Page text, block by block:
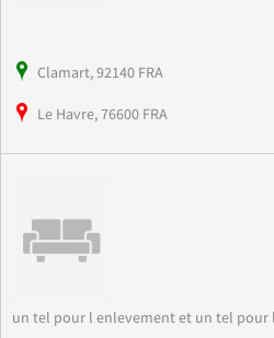
Clamart, 92140 FRA
Le Havre, 76600 FRA
un tel pour l enlevement et un tel pour